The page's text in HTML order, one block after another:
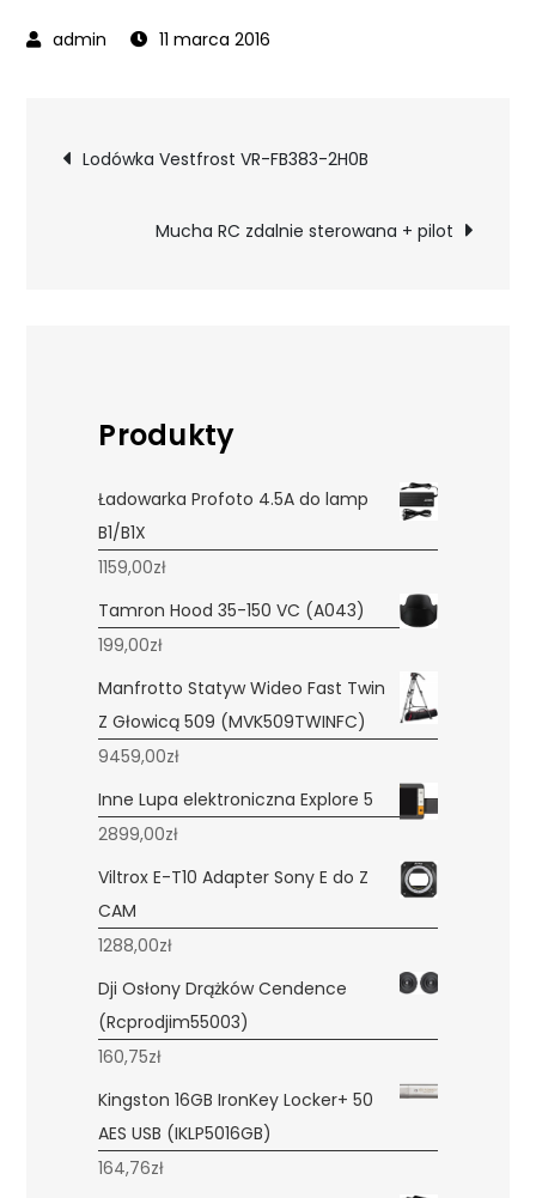
11 marca 2016
Nawigacja
wpisu
Lodówka Vestfrost VR-FB383-2H0B
Mucha RC zdalnie sterowana + pilot
Produkty
Ładowarka Profoto 4.5A do lamp
B1/B1X
1159,00zł
Tamron Hood 35-150 VC (A043)
199,00zł
Manfrotto Statyw Wideo Fast Twin
Z Głowicą 509 (MVK509TWINFC)
9459,00zł
Inne Lupa elektroniczna Explore 5
2899,00zł
Viltrox E-T10 Adapter Sony E do Z
CAM
1288,00zł
Dji Osłony Drążków Cendence
(Rcprodjim55003)
160,75zł
Kingston 16GB IronKey Locker+ 50
AES USB (IKLP5016GB)
164,76zł